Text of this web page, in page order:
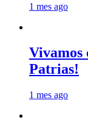
1 mes ago
Vivamos
Patrias!
1 mes ago